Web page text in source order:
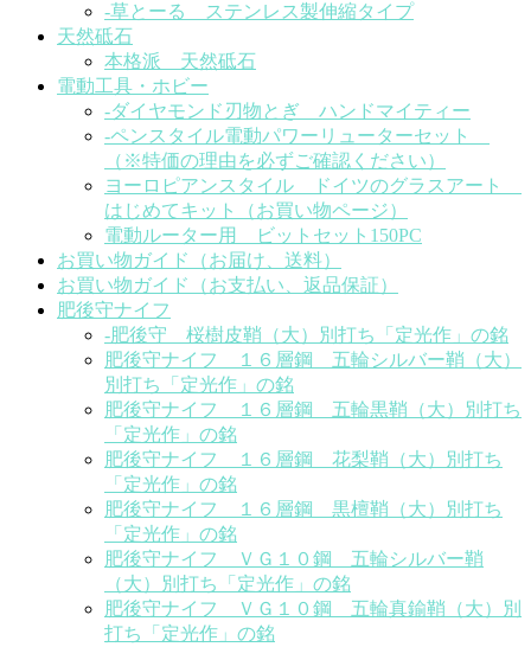
-草とーる ステンレス製伸縮タイプ
天然砥石
本格派 天然砥石
電動工具・ホビー
-ダイヤモンド刃物とぎ ハンドマイティー
-ペンスタイル電動パワーリューターセット
（※特価の理由を必ずご確認ください）
ヨーロピアンスタイル ドイツのグラスアート
はじめてキット（お買い物ページ）
電動ルーター用 ビットセット150PC
お買い物ガイド（お届け、送料）
お買い物ガイド（お支払い、返品保証）
肥後守ナイフ
-肥後守 桜樹皮鞘（大）別打ち「定光作」の銘
肥後守ナイフ １６層鋼 五輪シルバー鞘（大）
別打ち「定光作」の銘
肥後守ナイフ １６層鋼 五輪黒鞘（大）別打ち
「定光作」の銘
肥後守ナイフ １６層鋼 花梨鞘（大）別打ち
「定光作」の銘
肥後守ナイフ １６層鋼 黒檀鞘（大）別打ち
「定光作」の銘
肥後守ナイフ ＶＧ１０鋼 五輪シルバー鞘
（大）別打ち「定光作」の銘
肥後守ナイフ ＶＧ１０鋼 五輪真鍮鞘（大）別
打ち「定光作」の銘